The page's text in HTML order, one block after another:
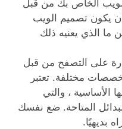
الخاص بك من قبل
يكون تصميم الويب
ما الذي يعنيه ذلك
على التصفح من قبل
مختلفة. تعتبر
الأساسية ، والتي
المتاحة. ضع نفسك
بديهيًا.